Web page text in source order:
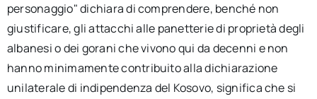
personaggio" dichiara di comprendere, benché non
giustificare, gli attacchi alle panetterie di proprietà degli
albanesi o dei gorani che vivono qui da decenni e non
hanno minimamente contribuito alla dichiarazione
unilaterale di indipendenza del Kosovo, significa che si